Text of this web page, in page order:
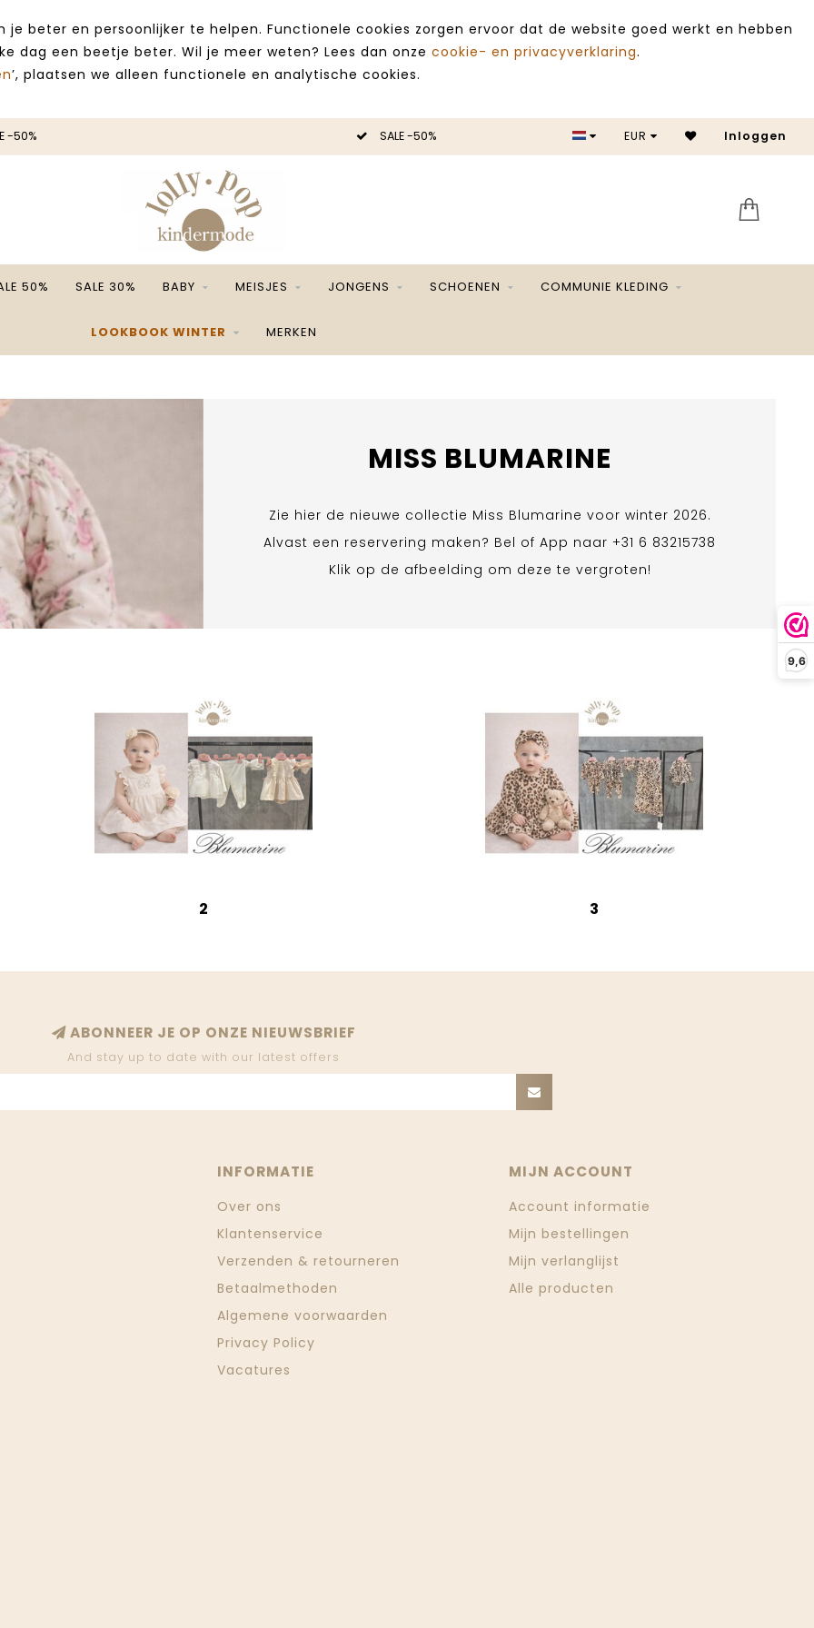
9,6
beter en persoonlijker te helpen. Functionele cookies zorgen ervoor dat de website goed werkt en hebben
dag een beetje beter. Wil je meer weten? Lees dan onze cookie- en privacyverklaring.
’, plaatsen we alleen functionele en analytische cookies.
-50% SALE -50% SALE
EUR Inloggen
50% SALE 30% BABY MEISJES JONGENS SCHOENEN COMMUNIE KLEDING
LOOKBOOK WINTER MERKEN
MISS BLUMARINE
Zie hier de nieuwe collectie Miss Blumarine voor winter 2026.
Alvast een reservering maken? Bel of App naar +31 6 83215738
Klik op de afbeelding om deze te vergroten!
2 3
ABONNEER JE OP ONZE NIEUWSBRIEF
And stay up to date with our latest offers
INFORMATIE
Over ons
Klantenservice
Verzenden & retourneren
Betaalmethoden
Algemene voorwaarden
Privacy Policy
Vacatures
MIJN ACCOUNT
Account informatie
Mijn bestellingen
Mijn verlanglijst
Alle producten